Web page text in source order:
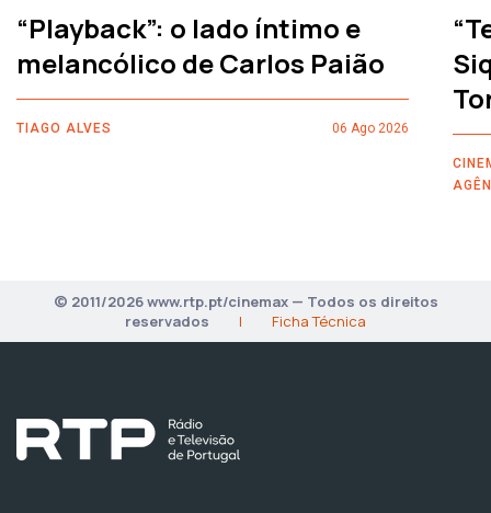
“Playback”: o lado íntimo e
melancólico de Carlos Paião
TIAGO ALVES 06 Ago 2026
© 2011/2026 www.rtp.pt/cinemax — Todos os direitos
reservados
| Ficha Técnica